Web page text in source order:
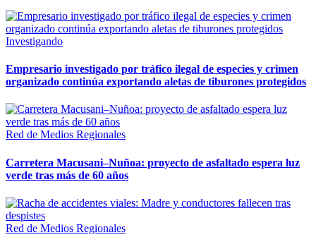
Investigando
Empresario investigado por tráfico ilegal de especies y crimen
organizado continúa exportando aletas de tiburones protegidos
Red de Medios Regionales
Carretera Macusani–Nuñoa: proyecto de asfaltado espera luz
verde tras más de 60 años
Red de Medios Regionales